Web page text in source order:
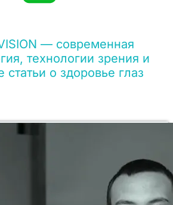
— современная
технологии зрения и
статьи о здоровье глаз